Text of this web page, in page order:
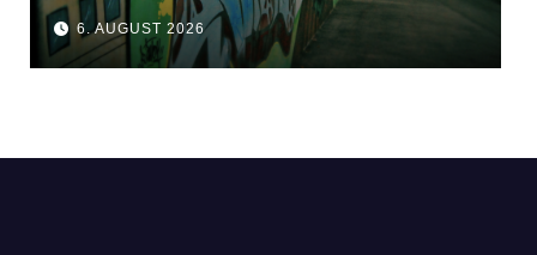
bis 3.500 Euro
6. AUGUST 2026